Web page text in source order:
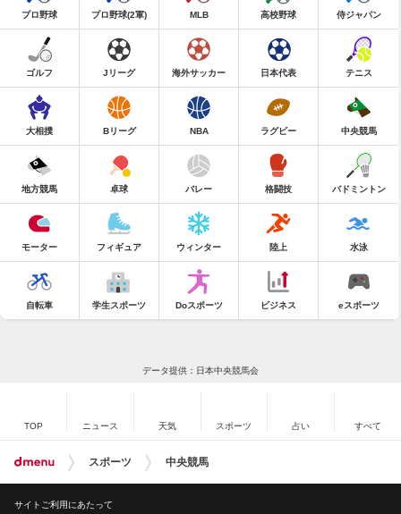
プロ野球 プロ野球(2軍) MLB 高校野球 侍ジャパン
ゴルフ Jリーグ 海外サッカー 日本代表 テニス
大相撲 Bリーグ NBA ラグビー 中央競馬
地方競馬 卓球 バレー 格闘技 バドミントン
モーター フィギュア ウィンター 陸上 水泳
自転車 学生スポーツ Doスポーツ ビジネス eスポーツ
データ提供：日本中央競馬会
TOP ニュース 天気 スポーツ 占い すべて
スポーツ 中央競馬
サイトご利用にあたって